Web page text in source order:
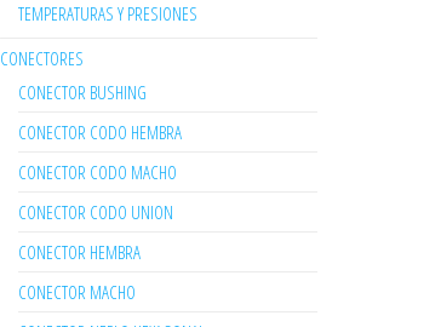
TEMPERATURAS Y PRESIONES
CONECTORES
CONECTOR BUSHING
CONECTOR CODO HEMBRA
CONECTOR CODO MACHO
CONECTOR CODO UNION
CONECTOR HEMBRA
CONECTOR MACHO